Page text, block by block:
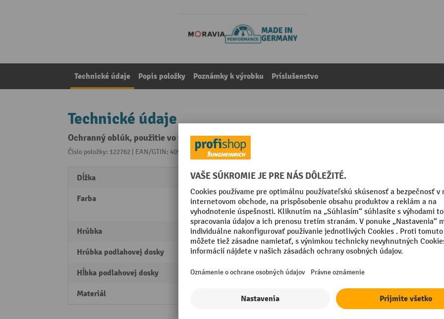
Technické údaje Popis položky Poznámky k výrobku Príslušenstvo
Technické údaje
Ochranný oblúk, použitie vo vonkajších priestoroch, V x Š 1 000 x 1 000 mm
Číslo položky: 122762 | EAN/GTIN: 4055381187112Z kategórie:
Dĺžka 1000 mm
Farba
čierna
žltá
Hrúbka 2 mm
Hrúbka podlahovej dosky 10 mm
Hĺbka podlahovej dosky 160 mm
Materiál
Počet potrebných kolíkov/
Priemer
Segmentu
Vlastná hmotnosť